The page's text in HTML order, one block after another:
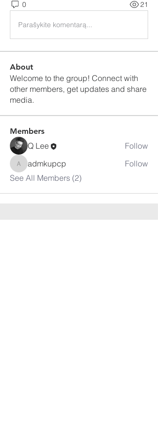
0 21
Parašykite komentarą...
About
Welcome to the group! Connect with
other members, get updates and share
media.
Members
Q Lee Follow
admkupcp
admkupcp
Follow
See All Members (2)